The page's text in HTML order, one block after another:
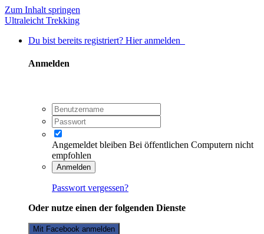
Zum Inhalt springen
Ultraleicht Trekking
Du bist bereits registriert? Hier anmelden
Anmelden
Angemeldet bleiben Bei öffentlichen Computern nicht
empfohlen
Anmelden
Passwort vergessen?
Oder nutze einen der folgenden Dienste
Mit Facebook anmelden